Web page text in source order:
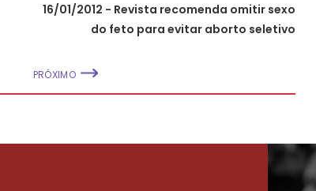
16/01/2012 - Revista recomenda omitir sexo
do feto para evitar aborto seletivo
PRÓXIMO